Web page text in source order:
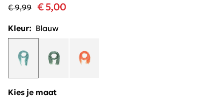
€ 9,99 € 5,00
Kleur: Blauw
Kies je maat